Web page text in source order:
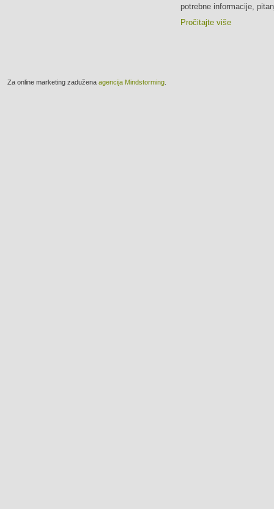
potrebne informacije,
Pročitajte više
online marketing zadužena agencija Mindstorming